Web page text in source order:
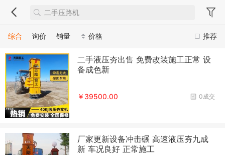
推荐
综合 询价 销量 价格
二手液压夯出售 免费改装施工正常 设
备成色新
0成交
￥39500.00
厂家更新设备冲击碾 高速液压夯九成
新 车况良好 正常施工